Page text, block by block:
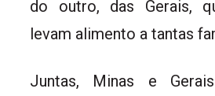
do outro, das Gerais,
levam alimento a tantas
Juntas, Minas e